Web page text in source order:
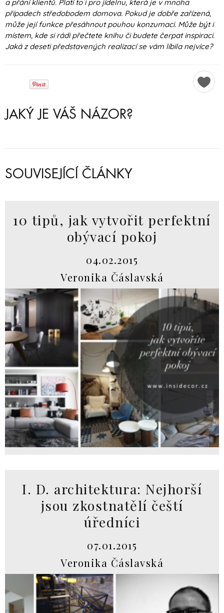
a přání klientů. Platí to i pro jídelnu, která je v mnoha
případech středobodem domova. Pokud je dobře zařízená,
může její funkce přesáhnout pouhou konzumaci. Může být i
místem, kde si rádi přečtete knihu či budete čerpat inspiraci.
Jaká z deseti představených realizací se vám líbila nejvíce?
JAKÝ JE VÁŠ NÁZOR?
SOUVISEJÍCÍ ČLÁNKY
10 tipů, jak vytvořit perfektní
obývací pokoj
04.02.2015
Veronika Čáslavská
I. D. architektura: Nejhorší
jsou zkostnatělí čeští
úředníci
07.01.2015
Veronika Čáslavská